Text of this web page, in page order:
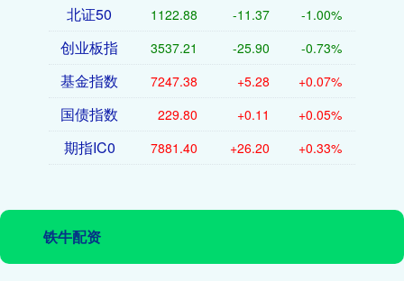
北证50 1122.88 -11.37 -1.00%
创业板指 3537.21 -25.90 -0.73%
基金指数 7247.38 +5.28 +0.07%
国债指数 229.80 +0.11 +0.05%
期指IC0 7881.40 +26.20 +0.33%
铁牛配资